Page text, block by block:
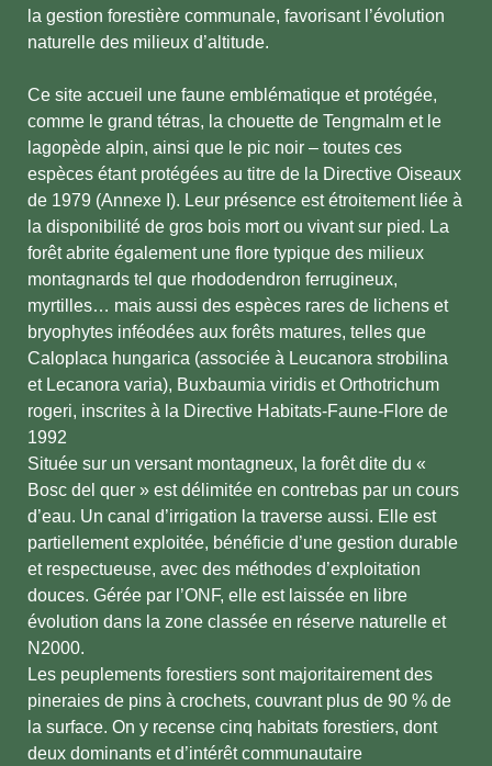
la gestion forestière communale, favorisant l’évolution
naturelle des milieux d’altitude.
Ce site accueil une faune emblématique et protégée,
comme le grand tétras, la chouette de Tengmalm et le
lagopède alpin, ainsi que le pic noir – toutes ces
espèces étant protégées au titre de la Directive Oiseaux
de 1979 (Annexe I). Leur présence est étroitement liée à
la disponibilité de gros bois mort ou vivant sur pied. La
forêt abrite également une flore typique des milieux
montagnards tel que rhododendron ferrugineux,
myrtilles… mais aussi des espèces rares de lichens et
bryophytes inféodées aux forêts matures, telles que
Caloplaca hungarica (associée à Leucanora strobilina
et Lecanora varia), Buxbaumia viridis et Orthotrichum
rogeri, inscrites à la Directive Habitats-Faune-Flore de
1992
Située sur un versant montagneux, la forêt dite du «
Bosc del quer » est délimitée en contrebas par un cours
d’eau. Un canal d’irrigation la traverse aussi. Elle est
partiellement exploitée, bénéficie d’une gestion durable
et respectueuse, avec des méthodes d’exploitation
douces. Gérée par l’ONF, elle est laissée en libre
évolution dans la zone classée en réserve naturelle et
N2000.
Les peuplements forestiers sont majoritairement des
pineraies de pins à crochets, couvrant plus de 90 % de
la surface. On y recense cinq habitats forestiers, dont
deux dominants et d’intérêt communautaire